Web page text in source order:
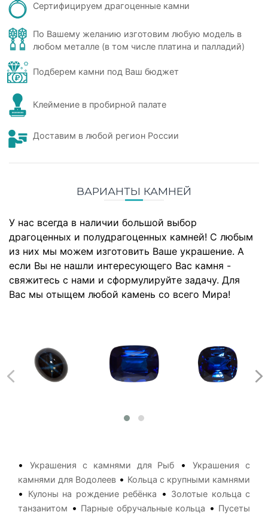
Сертифицируем драгоценные камни
По Вашему желанию изготовим любую модель в
любом металле (в том числе платина и палладий)
Подберем камни под Ваш бюджет
Клеймение в пробирной палате
Доставим в любой регион России
ВАРИАНТЫ КАМНЕЙ
У нас всегда в наличии большой выбор
драгоценных и полудрагоценных камней! С любым
из них мы можем изготовить Ваше украшение. А
если Вы не нашли интересующего Вас камня -
свяжитесь с нами и сформулируйте задачу. Для
Вас мы отыщем любой камень со всего Мира!
• Украшения с камнями для Рыб •Украшения с
камнями для Водолеев • Кольца с крупными камнями
• Кулоны на рождение ребёнка • Золотые кольца с
танзанитом • Парные обручальные кольца • Пусеты